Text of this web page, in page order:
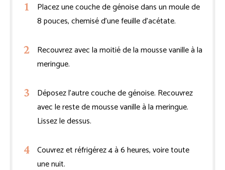
Placez une couche de génoise dans un moule de
8 pouces, chemisé d’une feuille d’acétate.
Recouvrez avec la moitié de la mousse vanille à la
meringue.
Déposez l’autre couche de génoise. Recouvrez
avec le reste de mousse vanille à la meringue.
Lissez le dessus.
Couvrez et réfrigérez 4 à 6 heures, voire toute
une nuit.